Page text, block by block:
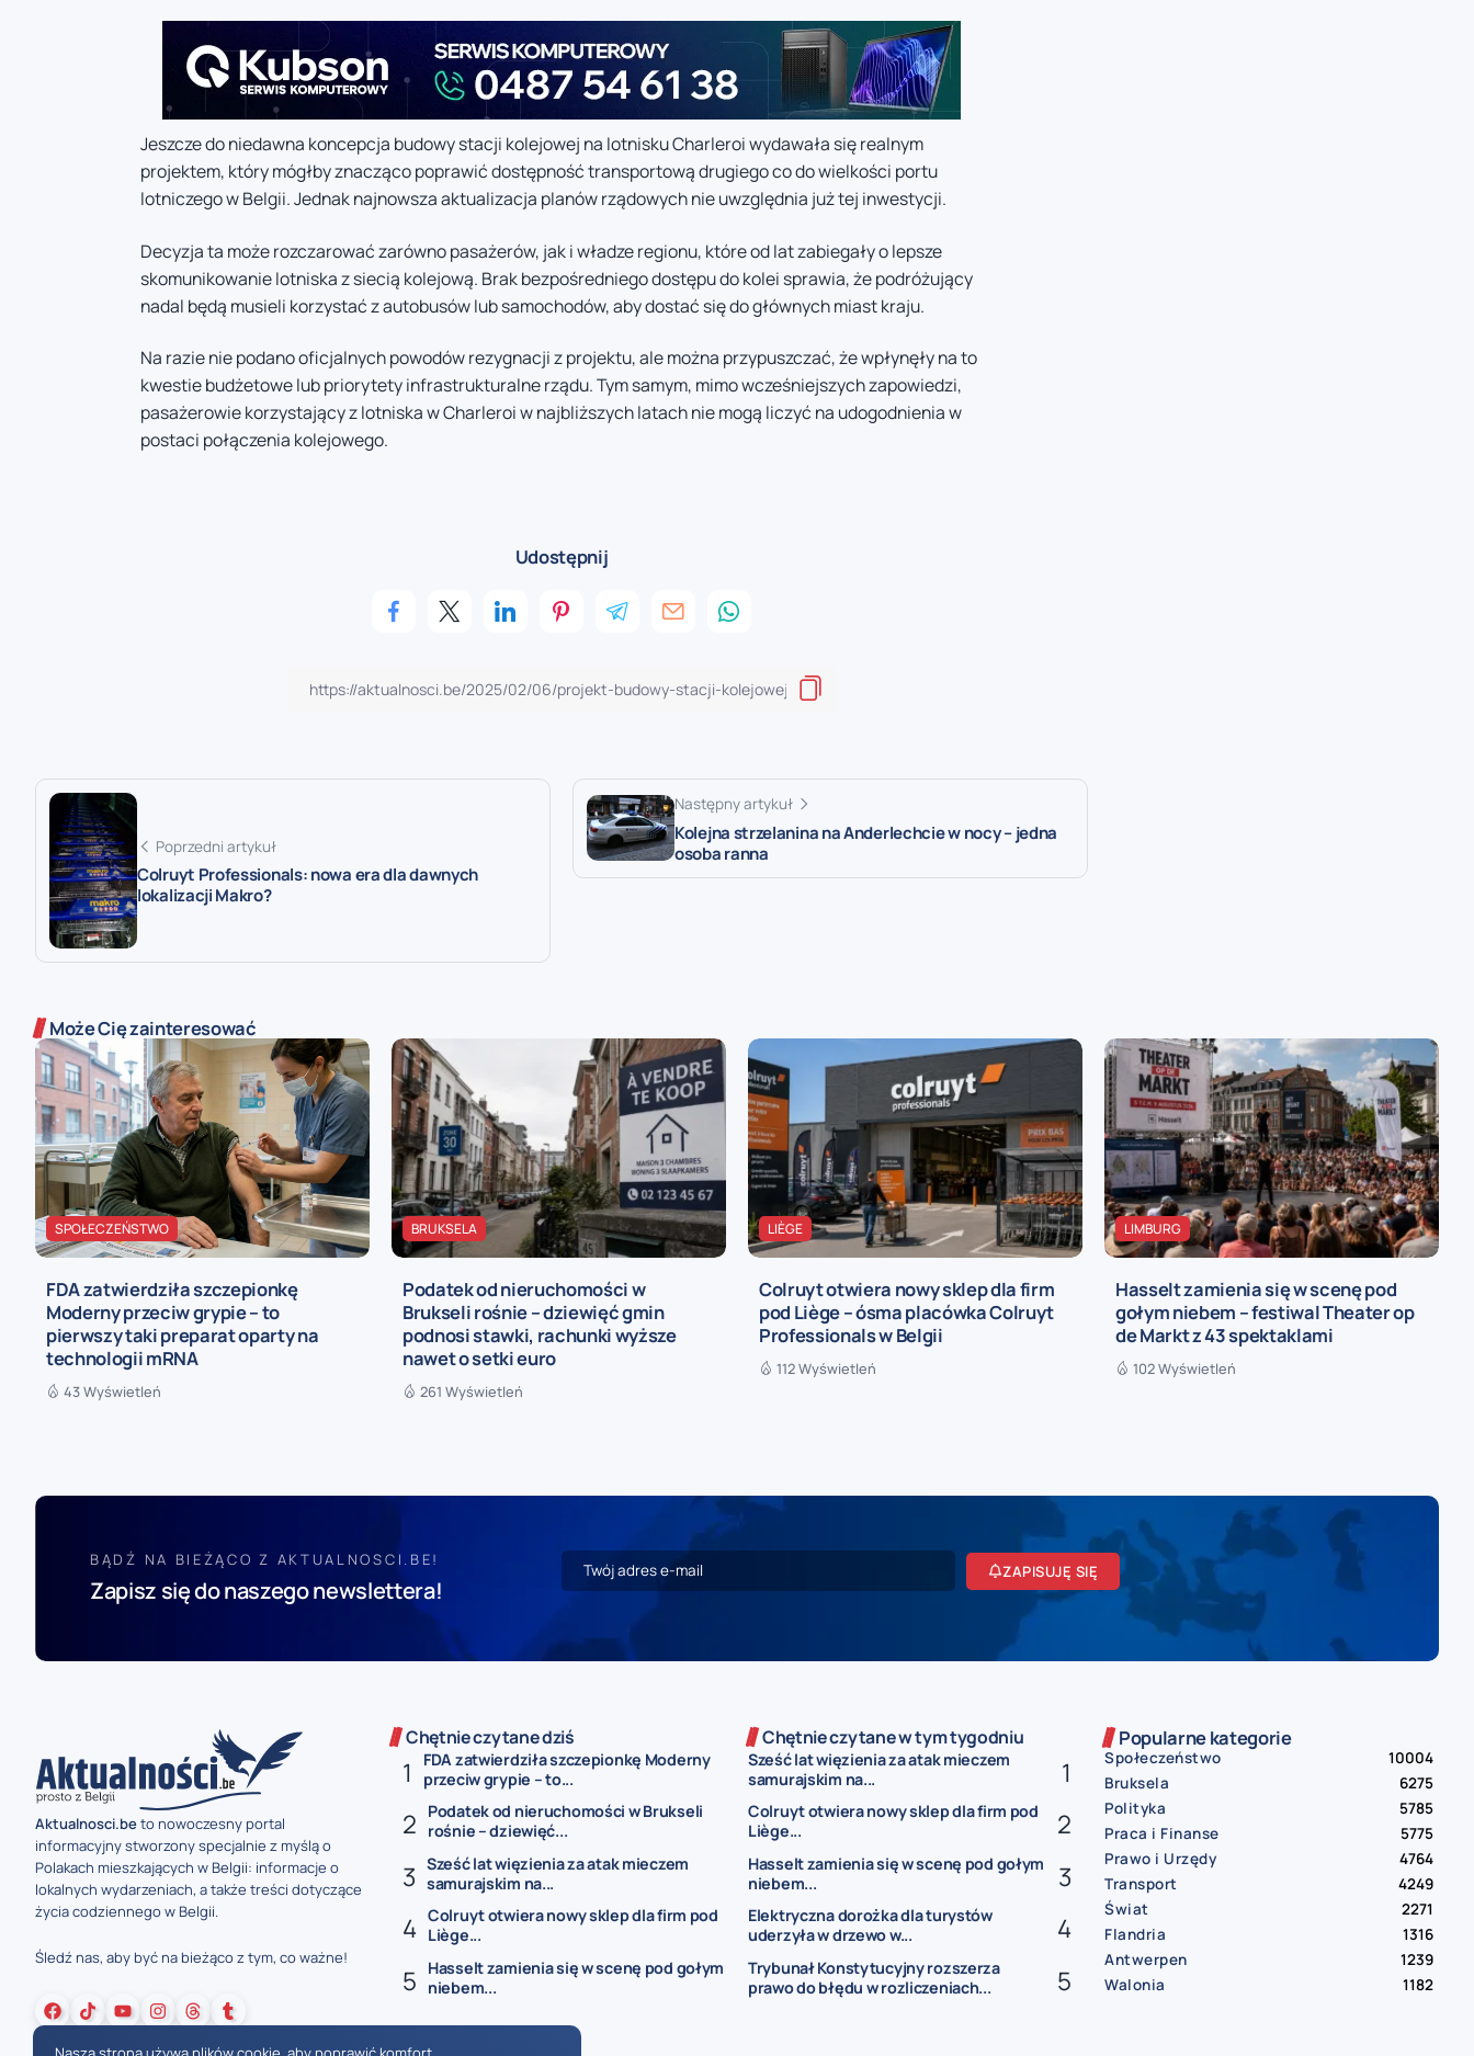
Jeszcze do niedawna koncepcja budowy stacji kolejowej na lotnisku Charleroi wydawała się realnym
projektem, który mógłby znacząco poprawić dostępność transportową drugiego co do wielkości portu
lotniczego w Belgii. Jednak najnowsza aktualizacja planów rządowych nie uwzględnia już tej inwestycji.
Decyzja ta może rozczarować zarówno pasażerów, jak i władze regionu, które od lat zabiegały o lepsze
skomunikowanie lotniska z siecią kolejową. Brak bezpośredniego dostępu do kolei sprawia, że podróżujący
nadal będą musieli korzystać z autobusów lub samochodów, aby dostać się do głównych miast kraju.
Na razie nie podano oficjalnych powodów rezygnacji z projektu, ale można przypuszczać, że wpłynęły na to
kwestie budżetowe lub priorytety infrastrukturalne rządu. Tym samym, mimo wcześniejszych zapowiedzi,
pasażerowie korzystający z lotniska w Charleroi w najbliższych latach nie mogą liczyć na udogodnienia w
postaci połączenia kolejowego.
Udostępnij
Poprzedni artykuł
Colruyt Professionals: nowa era dla dawnych
lokalizacji Makro?
Następny artykuł
Kolejna strzelanina na Anderlechcie w nocy – jedna
osoba ranna
Może Cię zainteresować
SPOŁECZEŃSTWO
FDA zatwierdziła szczepionkę
Moderny przeciw grypie – to
pierwszy taki preparat oparty na
technologii mRNA
43 Wyświetleń
BRUKSELA
Podatek od nieruchomości w
Brukseli rośnie – dziewięć gmin
podnosi stawki, rachunki wyższe
nawet o setki euro
261 Wyświetleń
LIÈGE
Colruyt otwiera nowy sklep dla firm
pod Liège – ósma placówka Colruyt
Professionals w Belgii
112 Wyświetleń
LIMBURG
Hasselt zamienia się w scenę pod
gołym niebem – festiwal Theater op
de Markt z 43 spektaklami
102 Wyświetleń
BĄDŹ NA BIEŻĄCO Z AKTUALNOSCI.BE!
Zapisz się do naszego newslettera!
ZAPISUJĘ SIĘ
Aktualnosci.beto nowoczesny portal
informacyjny stworzony specjalnie z myślą o
Polakach mieszkających w Belgii: informacje o
lokalnych wydarzeniach, a także treści dotyczące
życia codziennego w Belgii.
Śledź nas, aby być na bieżąco z tym, co ważne!
Chętnie czytane dziś
FDA zatwierdziła szczepionkę Moderny
przeciw grypie – to...
Podatek od nieruchomości w Brukseli
rośnie – dziewięć...
Sześć lat więzienia za atak mieczem
samurajskim na...
Colruyt otwiera nowy sklep dla firm pod
Liège...
Hasselt zamienia się w scenę pod gołym
niebem...
Chętnie czytane w tym tygodniu
Sześć lat więzienia za atak mieczem
samurajskim na...
Colruyt otwiera nowy sklep dla firm pod
Liège...
Hasselt zamienia się w scenę pod gołym
niebem...
Elektryczna dorożka dla turystów
uderzyła w drzewo w...
Trybunał Konstytucyjny rozszerza
prawo do błędu w rozliczeniach...
Popularne kategorie
Społeczeństwo
10004
Bruksela
6275
Polityka
5785
Praca i Finanse
5775
Prawo i Urzędy
4764
Transport
4249
Świat
2271
Flandria
1316
Antwerpen
1239
Walonia
1182